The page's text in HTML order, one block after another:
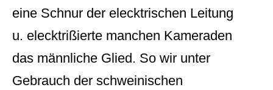
eine Schnur der elecktrischen Leitung
u. elecktrißierte manchen Kameraden
das männliche Glied. So wir unter
Gebrauch der schweinischen